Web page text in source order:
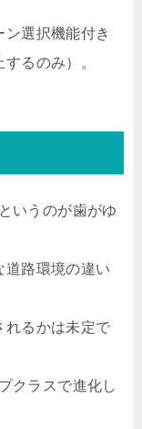
選択機能付き
るのみ）。
いうのが歯がゆ
道路環境の違い
れるかは未定で
クラスで進化し